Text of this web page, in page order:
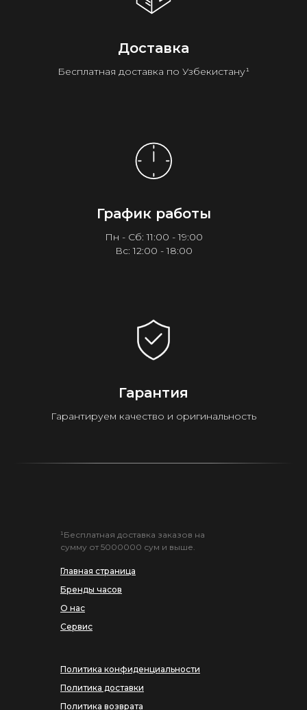
Доставка
Бесплатная доставка по Узбекистану¹
График работы
Пн - Сб: 11:00 - 19:00
Вс: 12:00 - 18:00
Гарантия
Гарантируем качество и оригинальность
Главная страница
Бренды часов
О нас
Сервис
¹Бесплатная доставка заказов на
сумму от 5000000 сум и выше.
Политика конфиденциальности
Политика доставки
Политика возврата